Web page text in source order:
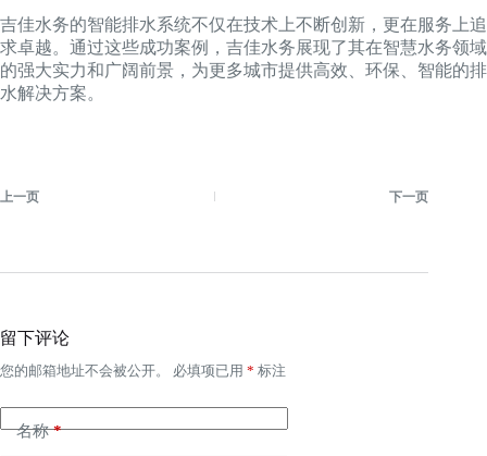
吉佳水务的智能排水系统不仅在技术上不断创新，更在服务上追
求卓越。通过这些成功案例，吉佳水务展现了其在智慧水务领域
的强大实力和广阔前景，为更多城市提供高效、环保、智能的排
水解决方案。
上一页 下一页
留下评论
您的邮箱地址不会被公开。 必填项已用 * 标注
名称*